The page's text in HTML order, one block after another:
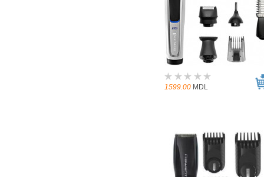
1599.00 MDL